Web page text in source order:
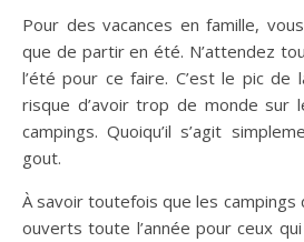
Pour des vacances en famille,
que de partir en été. N’attendez
l’été pour ce faire. C’est le pic de
risque d’avoir trop de monde sur
campings. Quoiqu’il s’agit
gout.
À savoir toutefois que les campings
ouverts toute l’année pour ceux